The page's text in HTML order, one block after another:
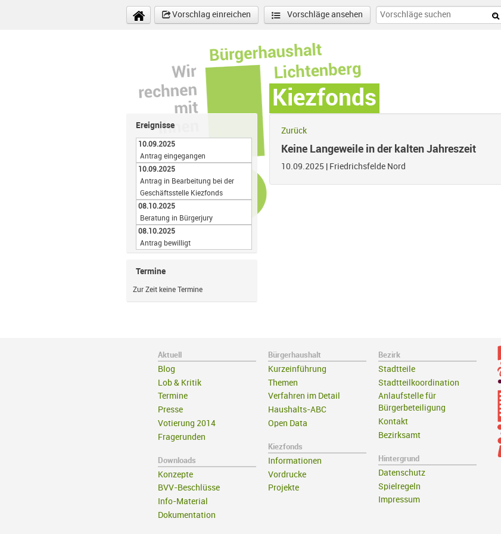
Vorschlag einreichen
Vorschläge ansehen
Kiezfonds
Ereignisse
10.09.2025
Antrag eingegangen
10.09.2025
Antrag in Bearbeitung bei der
Geschäftsstelle Kiezfonds
08.10.2025
Beratung in Bürgerjury
08.10.2025
Antrag bewilligt
Termine
Zur Zeit keine Termine
Zurück
Keine Langeweile in der kalten Jahreszeit
10.09.2025 Friedrichsfelde Nord
Aktuell
Blog
Lob & Kritik
Termine
Presse
Votierung 2014
Fragerunden
Downloads
Konzepte
BVV-Beschlüsse
Info-Material
Dokumentation
Bürgerhaushalt
Kurzeinführung
Themen
Verfahren im Detail
Haushalts-ABC
Open Data
Kiezfonds
Informationen
Vordrucke
Projekte
Bezirk
Stadtteile
Stadtteilkoordination
Anlaufstelle für
Bürgerbeteiligung
Kontakt
Bezirksamt
Hintergrund
Datenschutz
Spielregeln
Impressum